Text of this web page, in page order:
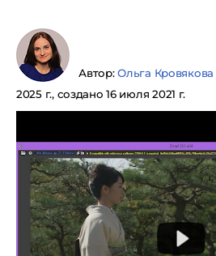
Автор:Ольга Кровякова
2025 г., создано 16 июля 2021 г.